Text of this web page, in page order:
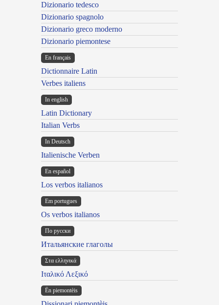
Dizionario tedesco
Dizionario spagnolo
Dizionario greco moderno
Dizionario piemontese
En français
Dictionnaire Latin
Verbes italiens
In english
Latin Dictionary
Italian Verbs
In Deutsch
Italienische Verben
En español
Los verbos italianos
Em portugues
Os verbos italianos
По русски
Итальянские глаголы
Στα ελληνικά
Ιταλικό Λεξικό
Ën piemontèis